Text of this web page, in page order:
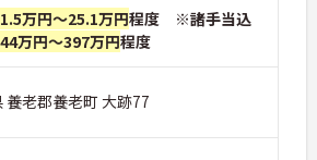
万円～25.1万円程度 ※諸手当込
万円～397万円程度
養老郡養老町 大跡77